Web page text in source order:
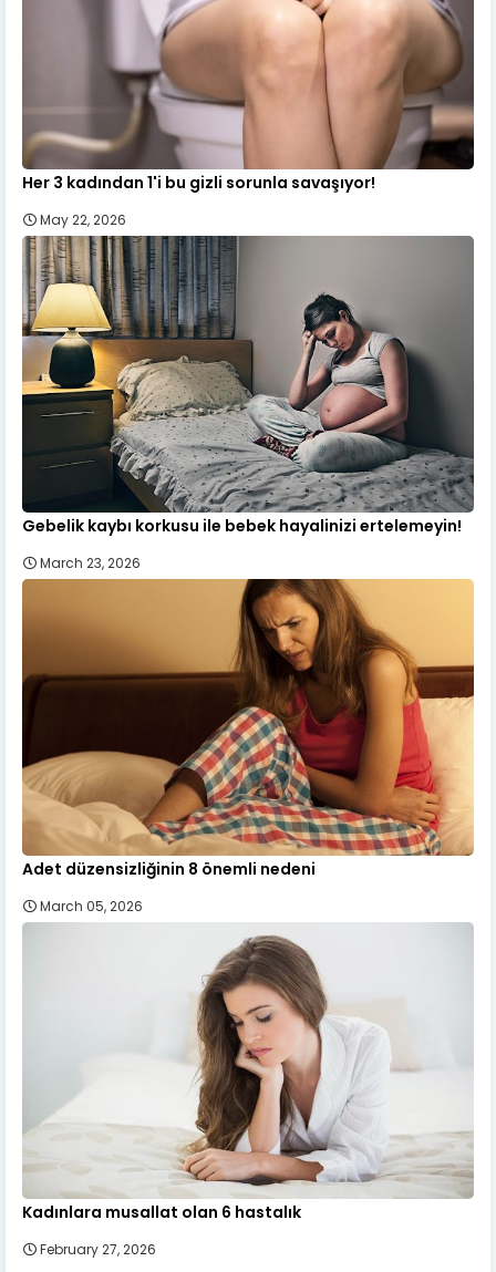
Her 3 kadından 1'i bu gizli sorunla savaşıyor!
May 22, 2026
Gebelik kaybı korkusu ile bebek hayalinizi ertelemeyin!
March 23, 2026
Adet düzensizliğinin 8 önemli nedeni
March 05, 2026
Kadınlara musallat olan 6 hastalık
February 27, 2026